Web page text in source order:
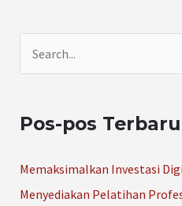
iPos-pos Terbaru
Memaksimalkan Investasi
Menyediakan Pelatihan